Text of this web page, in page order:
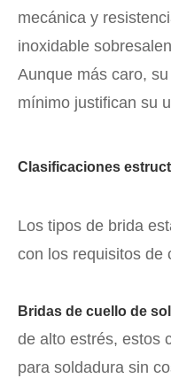
mecánica y
inoxidable
Aunque más caro,
mínimo justifican su
Clasificaciones
Los tipos de brida
con los requisitos de
Bridas de cuello de
de alto estrés, estos
para soldadura sin